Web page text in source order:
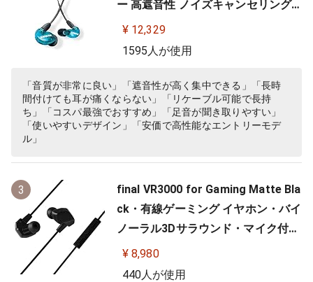
ー 高遮音性 ノイズキャンセリング
ゲーム ゲーミング スペシャルエデ
ィション カナル型 ワイヤレス変換
様 低音強化 配信 音楽 オーディオリ
スニング レコーディング 録音…
¥ 12,329
1595人が使用
「音質が非常に良い」「遮音性が高く集中できる」「長時
間付けても耳が痛くならない」「リケーブル可能で長持
ち」「コスパ最強でおすすめ」「足音が聞き取りやすい」
「使いやすいデザイン」「安価で高性能なエントリーモデ
ル」
3
final VR3000 for Gaming Matte Bla
ck・有線ゲーミング イヤホン・バイ
ノーラル3Dサラウンド・マイク付き
【ゲーム/VR/バイノーラル/ASMR /
360オーディオ推奨】
¥ 8,980
440人が使用